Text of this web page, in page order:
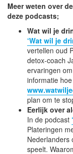
Meer weten over
deze podcasts;
Wat wil je
‘Wat wil je
vertellen oud
detox-coach
ervaringen
informatie
plan om te
Eerlijk over
In de podcast
Plateringen
Nederlanders
speelt.